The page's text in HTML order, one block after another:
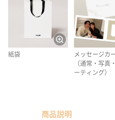
紙袋
メッセージカ
（通常・写真
ーティング）
商品説明